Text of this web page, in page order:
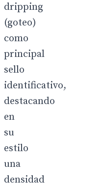
dripping
(goteo)
como
principal
sello
identificativo,
destacando
en
su
estilo
una
densidad